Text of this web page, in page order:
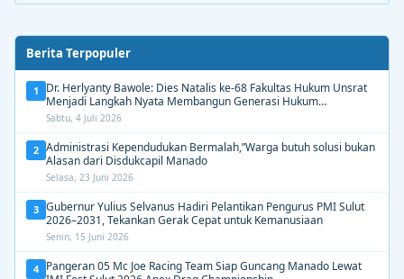
Berita Terpopuler
1
Dr. Herlyanty Bawole: Dies Natalis ke-68 Fakultas Hukum Unsrat
Menjadi Langkah Nyata Membangun Generasi Hukum
Berdampak
Sabtu, 4 Juli 2026
2 Administrasi Kependudukan Bermalah,”Warga butuh solusi bukan
Alasan dari Disdukcapil Manado
Selasa, 23 Juni 2026
3 Gubernur Yulius Selvanus Hadiri Pelantikan Pengurus PMI Sulut
2026–2031, Tekankan Gerak Cepat untuk Kemanusiaan
Senin, 15 Juni 2026
4 Pangeran 05 Mc Joe Racing Team Siap Guncang Manado Lewat